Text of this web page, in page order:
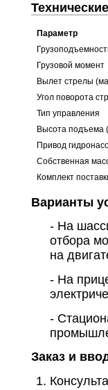
Параметр
Грузовой момент
Вылет стрелы
Угол поворота
Тип управления
Высота подъема
Привод
Собственная
Комплект
Варианты
- На
отбора
на
- На
-
Заказ и